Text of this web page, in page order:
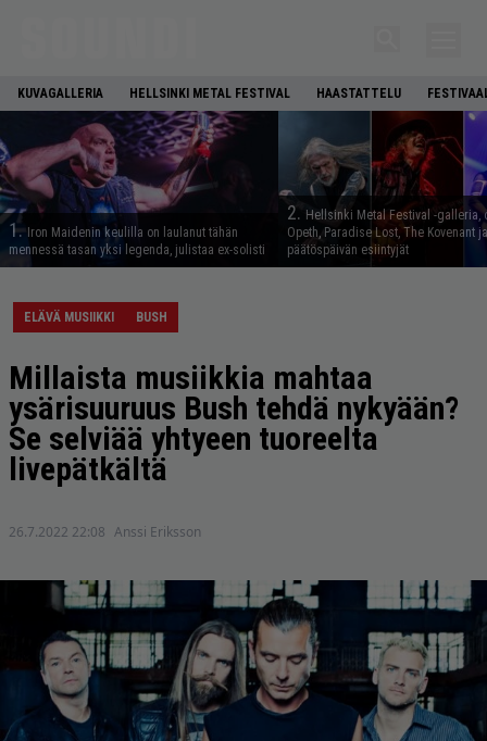
KUVAGALLERIA HELLSINKI METAL FESTIVAL HAASTATTELU
1. Iron Maidenin keulilla on laulanut tähän
mennessä tasan yksi legenda, julistaa ex-solisti
2. Hellsinki Metal Festival -galleria,
Opeth, Paradise Lost, The Kovenant
päätöspäivän esiintyjät
ELÄVÄ MUSIIKKI BUSH
Millaista musiikkia mahtaa
ysärisuuruus Bush tehdä nykyään?
Se selviää yhtyeen tuoreelta
livepätkältä
26.7.2022 22:08 Anssi Eriksson